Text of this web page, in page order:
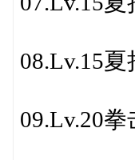
08.Lv.15
09.Lv.20